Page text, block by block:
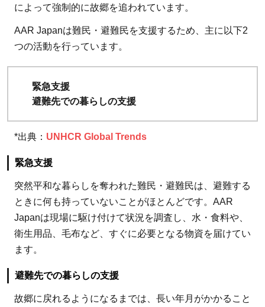
Japan［難
民を助け
る会］の
によって強制的に故郷を追われています。
AAR Japanは難民・避難民を支援するため、主に以下2
つの活動を行っています。
緊急支援
避難先での暮らしの支援
*出典： UNHCR Global Trends
緊急支援
突然平和な暮らしを奪われた難民・避難民は、避難する
ときに何も持っていないことがほとんどです。AAR
Japanは現場に駆け付けて状況を調査し、水・食料や、
衛生用品、毛布など、すぐに必要となる物資を届けてい
ます。
避難先での暮らしの支援
故郷に戻れるようになるまでは、長い年月がかかること